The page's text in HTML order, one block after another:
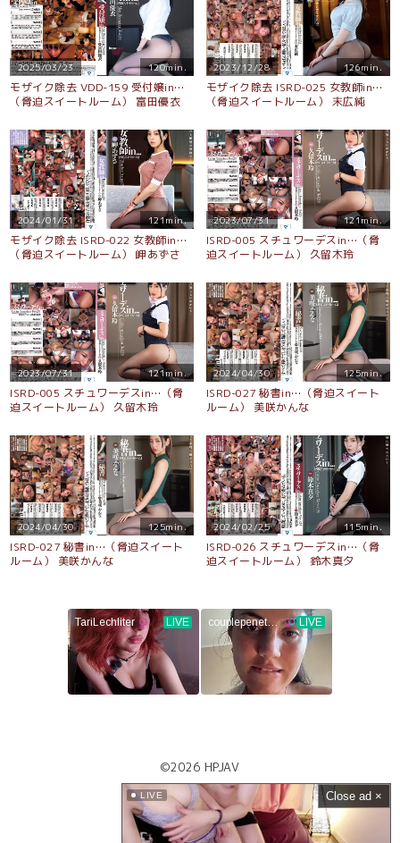
2025/03/23 120min.
モザイク除去 VDD-159 受付嬢in…
（脅迫スイートルーム） 富田優衣
2023/12/28 126min.
モザイク除去 ISRD-025 女教師in…
（脅迫スイートルーム） 末広純
2024/01/31 121min.
モザイク除去 ISRD-022 女教師in…
（脅迫スイートルーム） 岬あずさ
2023/07/31 121min.
ISRD-005 スチュワーデスin…（脅
迫スイートルーム） 久留木玲
2023/07/31 121min.
ISRD-005 スチュワーデスin…（脅
迫スイートルーム） 久留木玲
2024/04/30 125min.
ISRD-027 秘書in…（脅迫スイート
ルーム） 美咲かんな
2024/04/30 125min.
ISRD-027 秘書in…（脅迫スイート
ルーム） 美咲かんな
2024/02/25 115min.
ISRD-026 スチュワーデスin…（脅
迫スイートルーム） 鈴木真夕
LIVE Close ad ×
©2026 HPJAV